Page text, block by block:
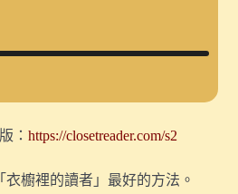
為何劫走了兩艘波蘭商船？｜
）
你會如何記憶它？｜談《拒絕
： https://closetreader.com/s2
櫥裡的讀者」最好的方法。